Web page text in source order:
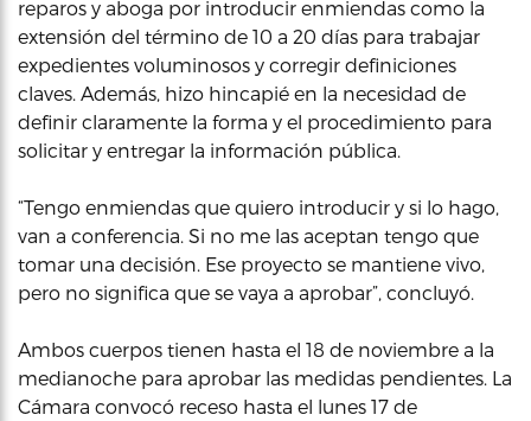
reparos y aboga por introducir enmiendas como la
extensión del término de 10 a 20 días para trabajar
expedientes voluminosos y corregir definiciones
claves. Además, hizo hincapié en la necesidad de
definir claramente la forma y el procedimiento para
solicitar y entregar la información pública.
“Tengo enmiendas que quiero introducir y si lo hago,
van a conferencia. Si no me las aceptan tengo que
tomar una decisión. Ese proyecto se mantiene vivo,
pero no significa que se vaya a aprobar”, concluyó.
Ambos cuerpos tienen hasta el 18 de noviembre a la
medianoche para aprobar las medidas pendientes. La
Cámara convocó receso hasta el lunes 17 de